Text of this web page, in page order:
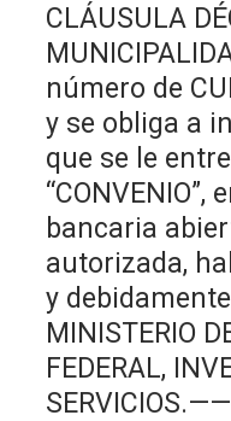
CLÁUSULA
número de
y se obliga a
que se le
bancaria
autorizada,
y
MINISTERIO
FEDERAL,